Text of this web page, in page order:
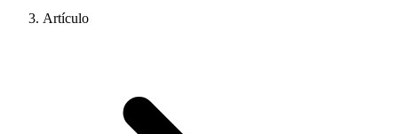
Artículo